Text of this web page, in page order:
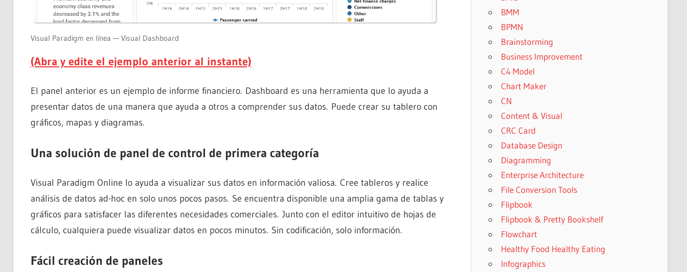
Visual Paradigm en línea — Visual Dashboard
(Abra y edite el ejemplo anterior al instante)
El panel anterior es un ejemplo de informe financiero. Dashboard es una herramienta que lo ayuda a
presentar datos de una manera que ayuda a otros a comprender sus datos. Puede crear su tablero con
gráficos, mapas y diagramas.
Una solución de panel de control de primera categoría
Visual Paradigm Online lo ayuda a visualizar sus datos en información valiosa. Cree tableros y realice
análisis de datos ad-hoc en solo unos pocos pasos. Se encuentra disponible una amplia gama de tablas y
gráficos para satisfacer las diferentes necesidades comerciales. Junto con el editor intuitivo de hojas de
cálculo, cualquiera puede visualizar datos en pocos minutos. Sin codificación, solo información.
Fácil creación de paneles
BMM
BPMN
Brainstorming
Business Improvement
C4 Model
Chart Maker
CN
Content & Visual
CRC Card
Database Design
Diagramming
Enterprise Architecture
File Conversion Tools
Flipbook
Flipbook & Pretty Bookshelf
Flowchart
Healthy Food Healthy Eating
Infographics